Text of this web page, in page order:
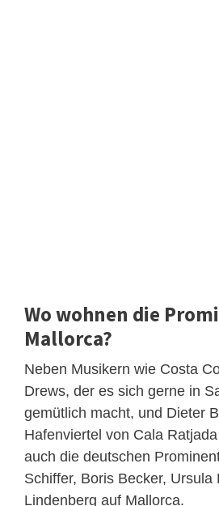
Wo wohnen die
Mallorca?
Neben Musikern wie Costa
Drews, der es sich gerne in
gemütlich macht, und Dieter
Hafenviertel von Cala
auch die deutschen
Schiffer, Boris Becker, Ursula
Lindenberg auf Mallorca.